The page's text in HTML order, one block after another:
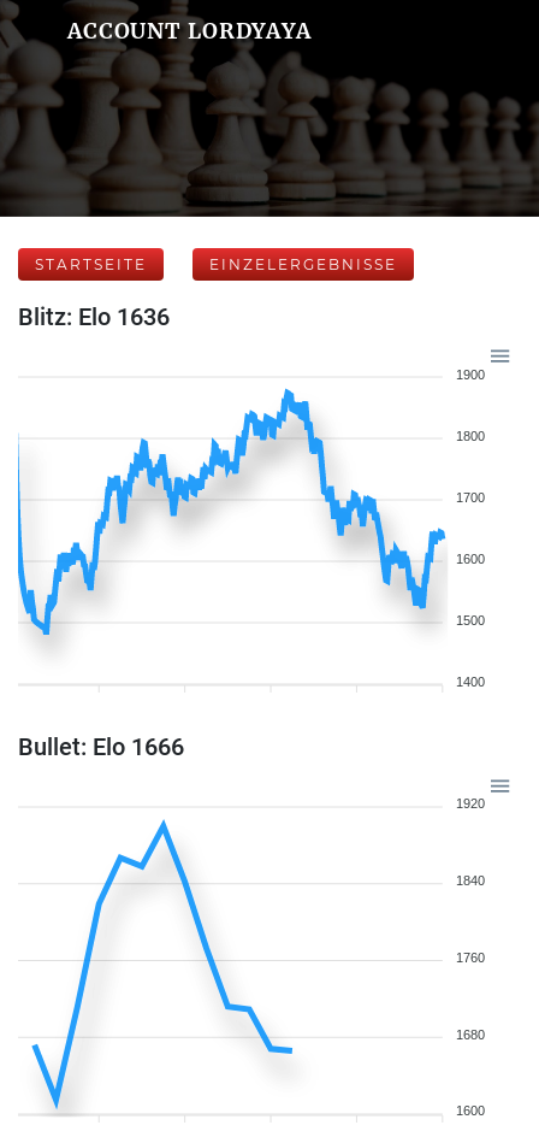
ACCOUNT LORDYAYA
STARTSEITE EINZELERGEBNISSE
Blitz: Elo 1636
1900
1800
1700
1600
1500
1400
Bullet: Elo 1666
1920
1840
1760
1680
1600